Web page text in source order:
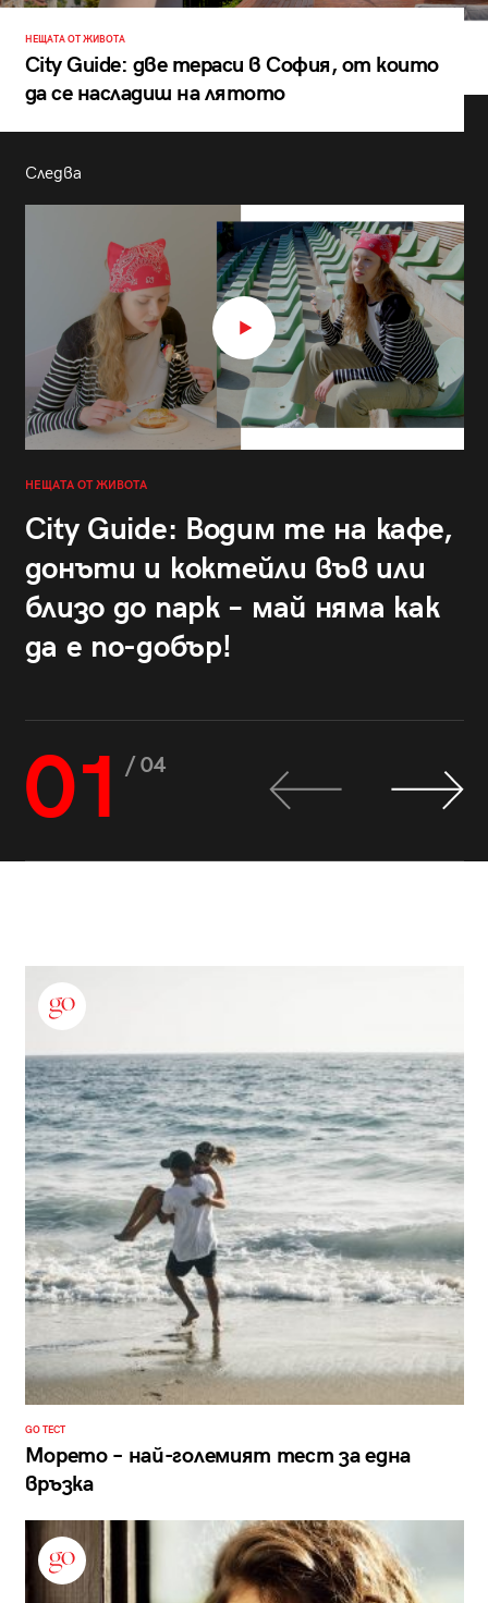
НЕЩАТА ОТ ЖИВОТА
City Guide: две тераси в София, от които
да се насладиш на лятото
Следва
НЕЩАТА ОТ ЖИВОТА
City Guide: Водим те на кафе,
донъти и коктейли във или
близо до парк – май няма как
да е по-добър!
01 / 04
GO ТЕСТ
Морето – най-големият тест за една
връзка